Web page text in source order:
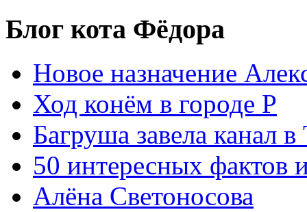
Блог кота Фёдора
Новое назначение
Ход конём в городе Р
Багруша завела канал в
50 интересных фактов
Алёна Светоносова